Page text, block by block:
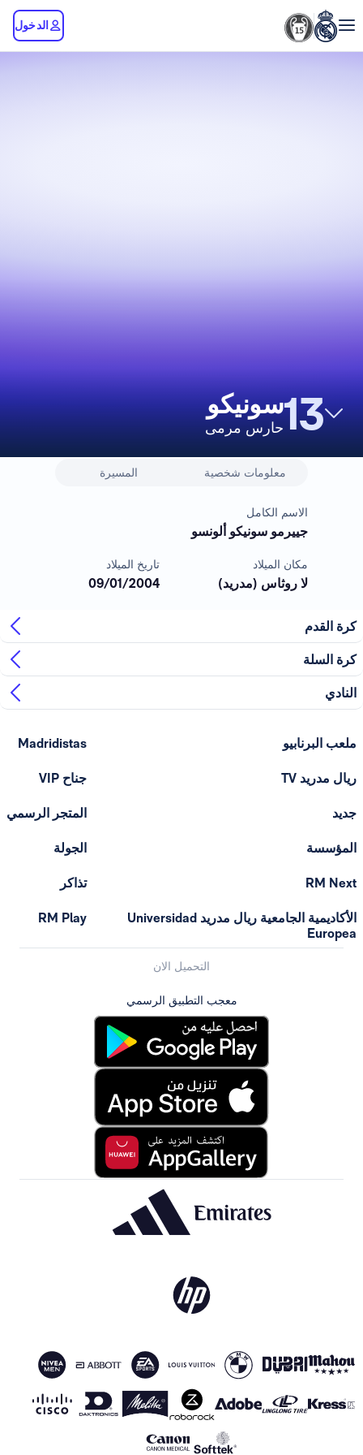
الدخول
13سونيكو
حارس مرمى
معلومات شخصية المسيرة
الاسم الكامل
جييرمو سونيكو ألونسو
مكان الميلاد
لا روثاس (مدريد)
تاريخ الميلاد
09/01/2004
كرة القدم
كرة السلة
النادي
ملعب البرنابيو
ريال مدريد TV
جديد
المؤسسة
RM Next
الأكاديمية الجامعية ريال مدريد Universidad
Europea
Madridistas
جناح VIP
المتجر الرسمي
الجولة
تذاكر
RM Play
التحميل الان
معجب التطبيق الرسمي